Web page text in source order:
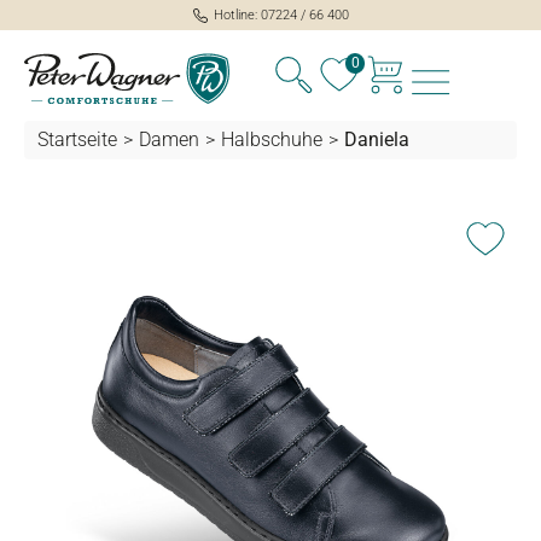
springen
Hotline: 07224 / 66 400
0
Startseite > Damen > Halbschuhe > Daniela